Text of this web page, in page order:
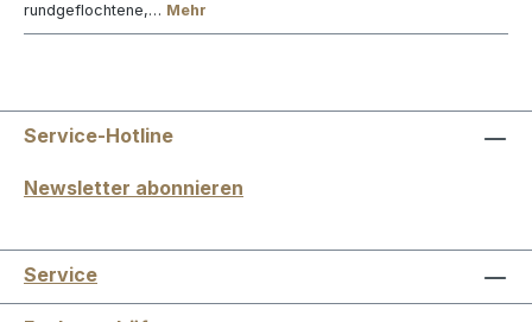
rundgeflochtene,… Mehr
Service-Hotline
Newsletter abonnieren
Service